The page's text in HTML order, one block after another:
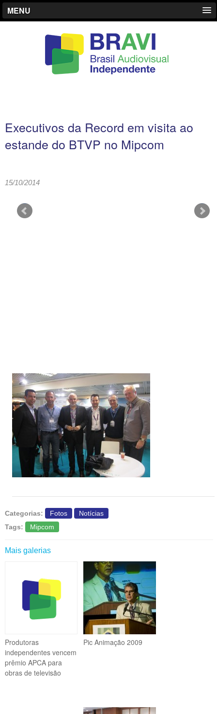
MENU
Executivos da Record em visita ao
estande do BTVP no Mipcom
15/10/2014
Categorias: Fotos
Notícias
Tags:
Mipcom
Mais galerias
Produtoras
independentes vencem
prêmio APCA para
obras de televisão
Pic Animação 2009